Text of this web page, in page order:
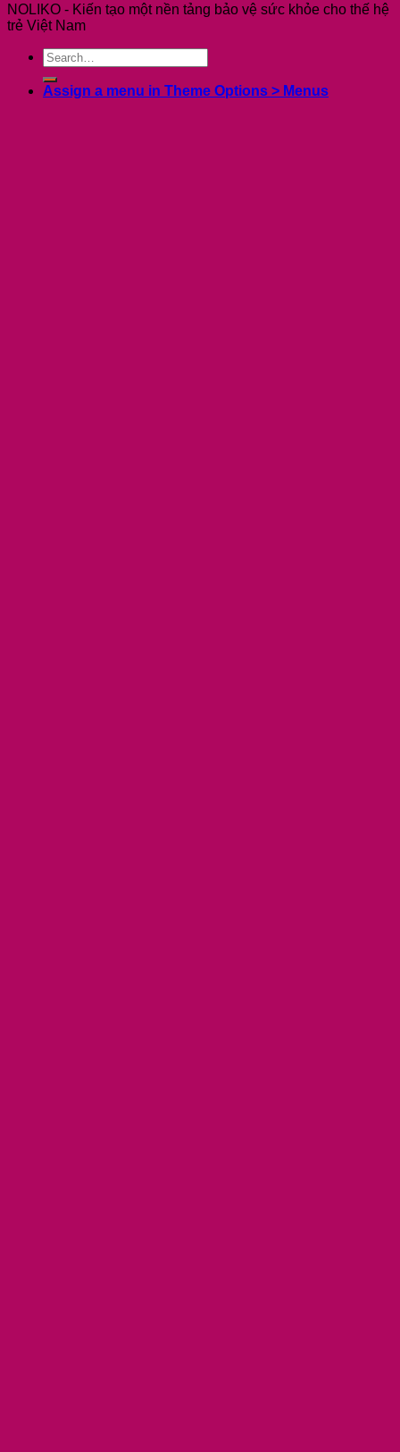
NOLIKO - Kiến tạo một nền tảng bảo vệ sức khỏe cho thế hệ
trẻ Việt Nam
Assign a menu in Theme Options > Menus